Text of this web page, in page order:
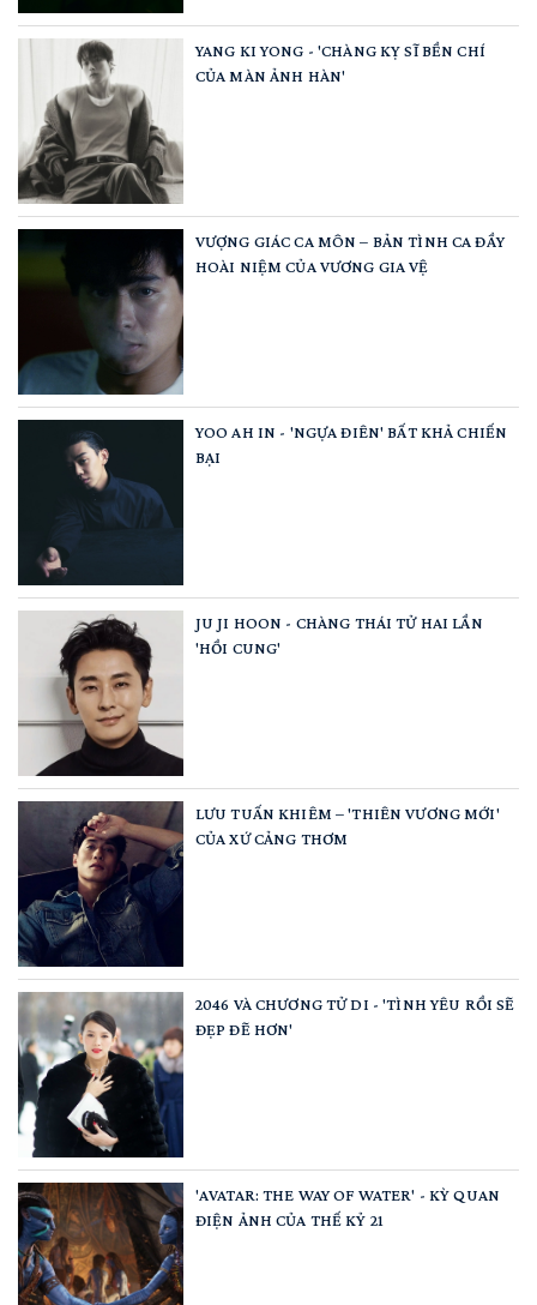
YANG KI YONG - 'CHÀNG KỴ SĨ BỀN CHÍ
CỦA MÀN ẢNH HÀN'
VƯỢNG GIÁC CA MÔN – BẢN TÌNH CA ĐẦY
HOÀI NIỆM CỦA VƯƠNG GIA VỆ
YOO AH IN - 'NGỰA ĐIÊN' BẤT KHẢ CHIẾN
BẠI
JU JI HOON - CHÀNG THÁI TỬ HAI LẦN
'HỒI CUNG'
LƯU TUẤN KHIÊM – 'THIÊN VƯƠNG MỚI'
CỦA XỨ CẢNG THƠM
2046 VÀ CHƯƠNG TỬ DI - 'TÌNH YÊU RỒI SẼ
ĐẸP ĐẼ HƠN'
'AVATAR: THE WAY OF WATER' - KỲ QUAN
ĐIỆN ẢNH CỦA THẾ KỶ 21